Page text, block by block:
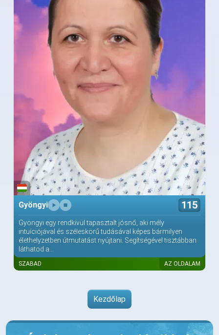
Gyöngyi 115
Gyöngyi egy rendkívül tapasztalt jósnő, aki mély
intuíciójával és széleskörű tudásával képes bármilyen
élethelyzetben útmutatást nyújtani. Segítségével tisztábban
láthatod a...
SZABAD AZ OLDALAM
Kezdőlap